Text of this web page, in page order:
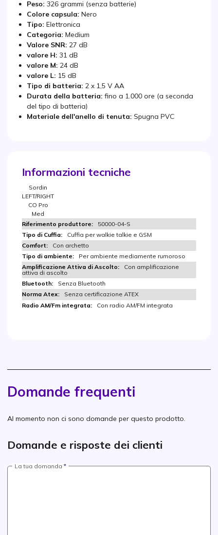
Peso: 326 grammi (senza batterie)
Colore capsula: Nero
Tipo: Elettronica
Categoria: Medium
Valore SNR: 27 dB
valore H: 31 dB
valore M: 24 dB
valore L: 15 dB
Tipo di batteria: 2 x 1,5 V AA
Durata della batteria: fino a 1.000 ore (a seconda
del tipo di batteria)
Materiale dell'anello di tenuta: Spugna PVC
Informazioni tecniche
Sordin
LEFT/RIGHT
CO Pro
Med
50000-04-S
Cuffia per walkie talkie e GSM
Con archetto
Per ambiente mediamente rumoroso
Con amplificazione
attiva di ascolto
Senza Bluetooth
Senza certificazione ATEX
Con radio AM/FM integrata
Domande frequenti
Al momento non ci sono domande per questo prodotto.
Domande e risposte dei clienti
La tua domanda